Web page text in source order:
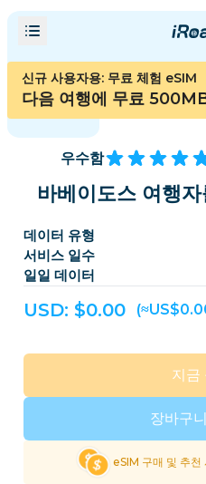
신규 사용자용: 무료 체험 eSIM
다음 여행에 무료
우수함
바베이도스 여행
데이터 유형
서비스 일수
일일 데이터
USD: $0.00
장바구
지금
eSIM 구매 및 추천